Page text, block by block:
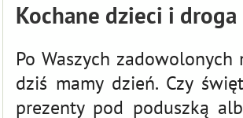
Kochane dzieci i droga
Po Waszych
dziś mamy dzień. Czy
prezenty pod poduszką